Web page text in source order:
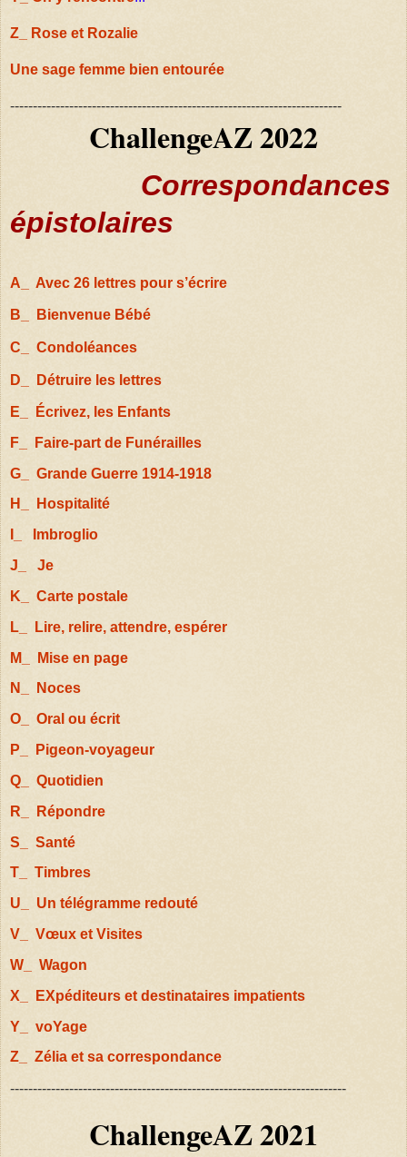
Z_ Rose et Rozalie
Une sage femme bien entourée
-------------------------------------------------------------------------
ChallengeAZ 2022
Correspondances
épistolaires
A_ Avec 26 lettres pour s’écrire
B_ Bienvenue Bébé
C_ Condoléances
D_ Détruire les lettres
E_
Écrivez, les Enfants
F_ Faire-part de Funérailles
G_ Grande Guerre 1914-1918
H_ Hospitalité
I_ Imbroglio
J_ Je
K_ Carte postale
L_ Lire, relire, attendre, espérer
M_ Mise en page
N_ Noces
O_ Oral ou écrit
P_ Pigeon-voyageur
Q_ Quotidien
R_ Répondre
S_ Santé
T_ Timbres
U_ Un télégramme redouté
V_ Vœux et Visites
W_ Wagon
X_ EXpéditeurs et destinataires impatients
Y_ voYage
Z_ Zélia et sa correspondance
--------------------------------------------------------------------------
ChallengeAZ 2021